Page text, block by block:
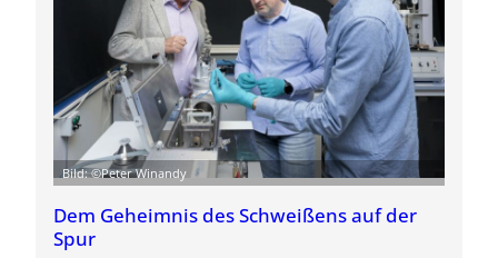
Bild: ©Peter Winandy
Dem Geheimnis des Schweißens auf der
Spur